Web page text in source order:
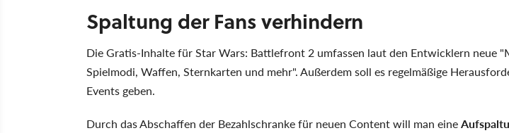
Spaltung der Fans verhindern
Die Gratis-Inhalte für Star Wars: Battlefront 2 umfassen laut den Entwicklern neue
Spielmodi, Waffen, Sternkarten und mehr". Außerdem soll es regelmäßige
Events geben.
Durch das Abschaffen der Bezahlschranke für neuen Content will man eine